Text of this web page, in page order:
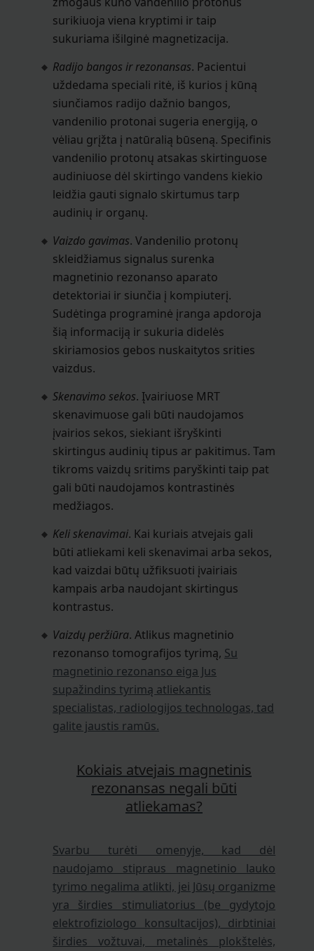
surikiuoja viena kryptimi ir taip
sukuriama išilginė magnetizacija.
Radijo bangos ir rezonansas. Pacientui
uždedama speciali ritė, iš kurios į kūną
siunčiamos radijo dažnio bangos,
vandenilio protonai sugeria energiją, o
vėliau grįžta į natūralią būseną. Specifinis
vandenilio protonų atsakas skirtinguose
audiniuose dėl skirtingo vandens kiekio
leidžia gauti signalo skirtumus tarp
audinių ir organų.
Vaizdo gavimas. Vandenilio protonų
skleidžiamus signalus surenka
magnetinio rezonanso aparato
detektoriai ir siunčia į kompiuterį.
Sudėtinga programinė įranga apdoroja
šią informaciją ir sukuria didelės
skiriamosios gebos nuskaitytos srities
vaizdus.
Skenavimo sekos. Įvairiuose MRT
skenavimuose gali būti naudojamos
įvairios sekos, siekiant išryškinti
skirtingus audinių tipus ar pakitimus. Tam
tikroms vaizdų sritims paryškinti taip pat
gali būti naudojamos kontrastinės
medžiagos.
Keli skenavimai. Kai kuriais atvejais gali
būti atliekami keli skenavimai arba sekos,
kad vaizdai būtų užfiksuoti įvairiais
kampais arba naudojant skirtingus
kontrastus.
Vaizdų peržiūra. Atlikus magnetinio
rezonanso tomografijos tyrimą, Su
magnetinio rezonanso eiga Jus
supažindins tyrimą atliekantis
specialistas, radiologijos technologas, tad
galite jaustis ramūs.
Kokiais atvejais magnetinis
rezonansas negali būti
atliekamas?
Svarbu turėti omenyje, kad dėl
naudojamo stipraus magnetinio lauko
tyrimo negalima atlikti, jei Jūsų organizme
yra širdies stimuliatorius (be gydytojo
elektrofiziologo konsultacijos), dirbtiniai
širdies vožtuvai, metalinės plokštelės,